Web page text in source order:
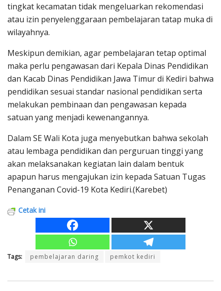
tingkat kecamatan tidak mengeluarkan rekomendasi
atau izin penyelenggaraan pembelajaran tatap muka di
wilayahnya.
Meskipun demikian, agar pembelajaran tetap optimal
maka perlu pengawasan dari Kepala Dinas Pendidikan
dan Kacab Dinas Pendidikan Jawa Timur di Kediri bahwa
pendidikan sesuai standar nasional pendidikan serta
melakukan pembinaan dan pengawasan kepada
satuan yang menjadi kewenangannya.
Dalam SE Wali Kota juga menyebutkan bahwa sekolah
atau lembaga pendidikan dan perguruan tinggi yang
akan melaksanakan kegiatan lain dalam bentuk
apapun harus mengajukan izin kepada Satuan Tugas
Penanganan Covid-19 Kota Kediri.(Karebet)
Cetak ini
Tags: pembelajaran daring pemkot kediri